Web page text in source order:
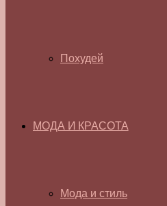
Похудей
МОДА И КРАСОТА
Мода и стиль